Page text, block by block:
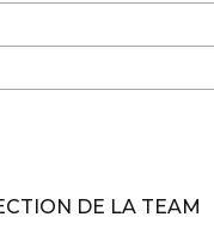
DE LA TEAM